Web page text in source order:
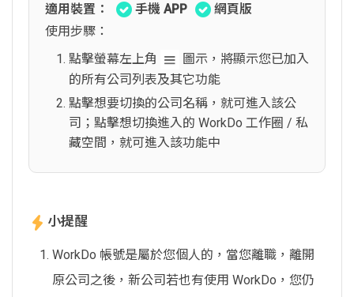
適用裝置：
手機 APP
網頁版
使用步驟：
點擊螢幕左上角
圖示，將顯示您已加入
的所有公司列表及其它功能
點擊想要切換的公司名稱，就可進入該公
司；點擊想切換進入的 WorkDo 工作圈 / 私
藏空間，就可進入該功能中
小提醒
WorkDo 帳號是屬於您個人的，當您離職，離開
原公司之後，新公司若也有使用 WorkDo，您仍